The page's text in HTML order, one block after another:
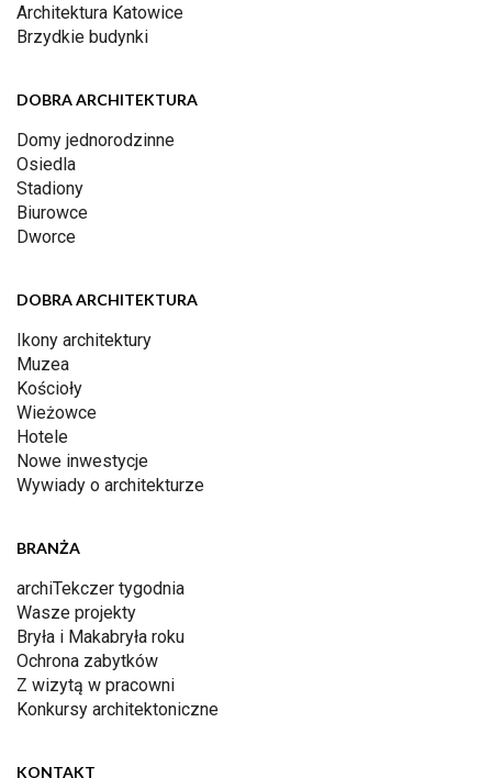
Architektura Katowice
Brzydkie budynki
DOBRA ARCHITEKTURA
Domy jednorodzinne
Osiedla
Stadiony
Biurowce
Dworce
DOBRA ARCHITEKTURA
Ikony architektury
Muzea
Kościoły
Wieżowce
Hotele
Nowe inwestycje
Wywiady o architekturze
BRANŻA
archiTekczer tygodnia
Wasze projekty
Bryła i Makabryła roku
Ochrona zabytków
Z wizytą w pracowni
Konkursy architektoniczne
KONTAKT